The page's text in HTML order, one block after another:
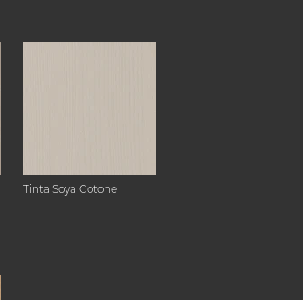
Tinta Soya Cotone